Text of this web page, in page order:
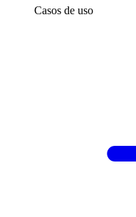
Casos de uso